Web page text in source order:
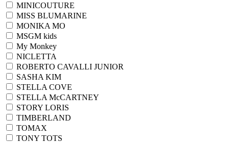
MINICOUTURE
MISS BLUMARINE
MONIKA MO
MSGM kids
My Monkey
NICLETTA
ROBERTO CAVALLI JUNIOR
SASHA KIM
STELLA COVE
STELLA McCARTNEY
STORY LORIS
TIMBERLAND
TOMAX
TONY TOTS